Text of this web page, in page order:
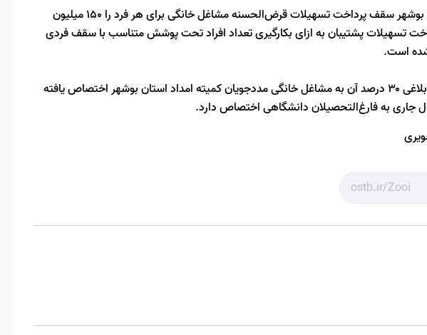
معاون هماهنگی امور اقتصادی استاندار بوشهر سقف پرداخت تسهیلات قرض‌الحسنه مشاغل خانگی برای هر فرد را ۱۵۰ میلیون
تسهیلات پشتیبان به ازای بکارگیری تعداد افراد تحت پوشش متناسب با سقف فردی
باستین با بیان اینکه از میزان تسهیلات ابلاغی ۳۰ درصد آن به مشاغل خانگی مددجویان کمیته امداد استان بوشهر اختصاص یافته